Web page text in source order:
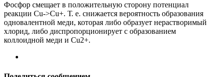
Фосфор смещает в положительную сторону потенциал
реакции Cu->Cu+. Т. е. снижается вероятность образования
одновалентной меди, которая либо образует нерастворимый
хлорид, либо диспропорционирует с образованием
коллоидной меди и Cu2+.